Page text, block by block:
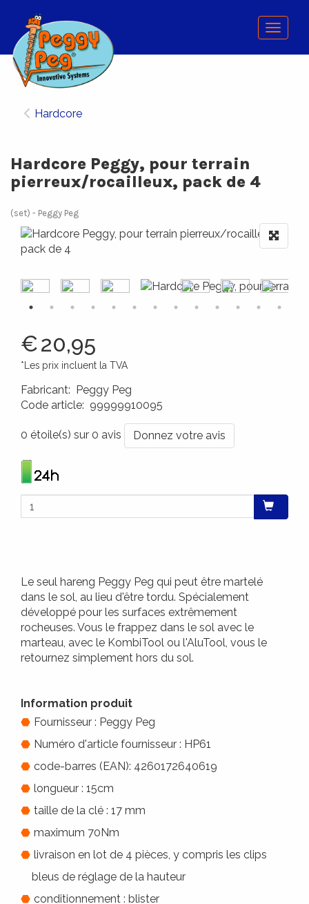
Menu
Hardcore
Hardcore Peggy, pour terrain
pierreux/rocailleux, pack de 4
(set) Peggy Peg
€20,95
*Les prix incluent la TVA
Fabricant: Peggy Peg
Code article: 99999910095
0 étoile(s) sur 0 avis
Donnez votre avis
Le seul hareng Peggy Peg qui peut être martelé
dans le sol, au lieu d'être tordu. Spécialement
développé pour les surfaces extrêmement
rocheuses. Vous le frappez dans le sol avec le
marteau, avec le KombiTool ou l'AluTool, vous le
retournez simplement hors du sol.
Information produit
Fournisseur : Peggy Peg
Numéro d'article fournisseur : HP61
code-barres (EAN): 4260172640619
longueur : 15cm
taille de la clé : 17 mm
maximum 70Nm
livraison en lot de 4 pièces, y compris les clips
bleus de réglage de la hauteur
conditionnement : blister